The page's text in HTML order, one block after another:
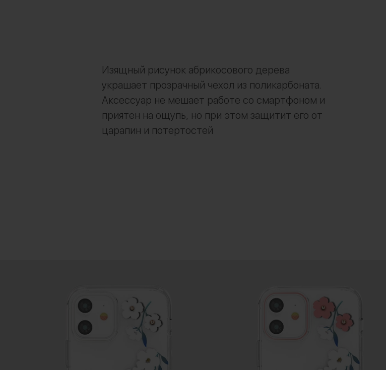
Изящный рисунок абрикосового дерева
украшает прозрачный чехол из поликарбоната.
Аксессуар не мешает работе со смартфоном и
приятен на ощупь, но при этом защитит его от
царапин и потертостей